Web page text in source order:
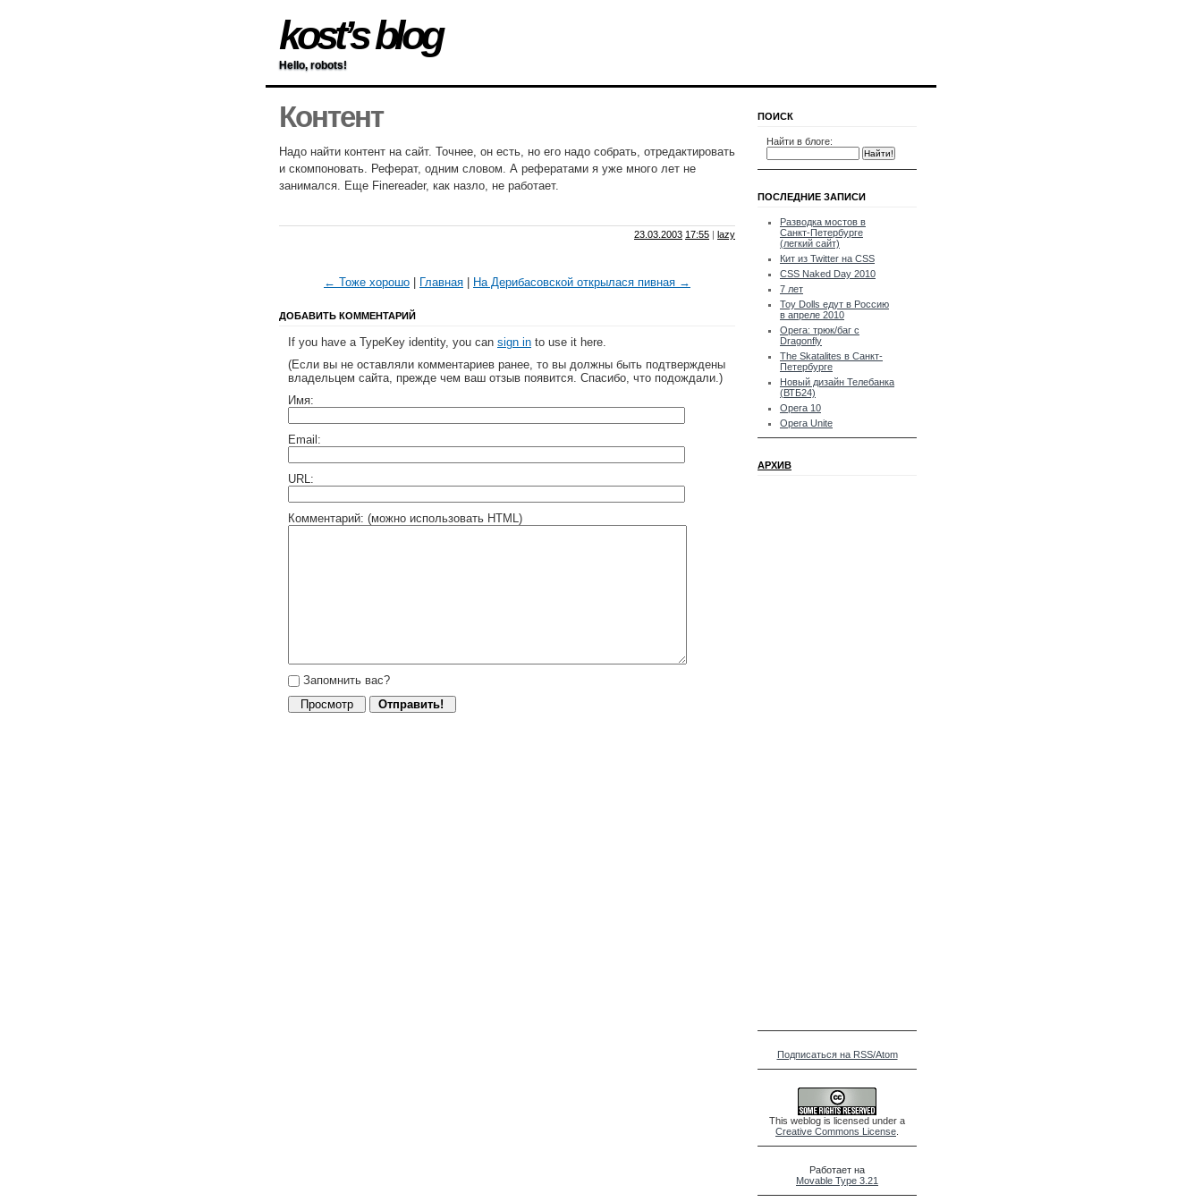
kost’s blog
Hello, robots!
Контент
Надо найти контент на сайт. Точнее, он есть, но его надо собрать, отредактировать
и скомпоновать. Реферат, одним словом. А рефератами я уже много лет не
занимался. Еще Finereader, как назло, не работает.
23.03.2003 17:55 | lazy
← Тоже хорошо Главная На Дерибасовской открылася пивная →
ДОБАВИТЬ КОММЕНТАРИЙ
If you have a TypeKey identity, you can sign in to use it here.
(Если вы не оставляли комментариев ранее, то вы должны быть подтверждены
владельцем сайта, прежде чем ваш отзыв появится. Спасибо, что подождали.)
Имя:
Email:
URL:
Комментарий: (можно использовать HTML)
Запомнить вас?
ПОИСК
Найти в блоге:
ПОСЛЕДНИЕ ЗАПИСИ
Разводка мостов в
Санкт-Петербурге
(легкий сайт)
Кит из Twitter на CSS
CSS Naked Day 2010
7 лет
Toy Dolls едут в Россию
в апреле 2010
Opera: трюк/баг с
Dragonfly
The Skatalites в Санкт-
Петербурге
Новый дизайн Телебанка
(ВТБ24)
Opera 10
Opera Unite
АРХИВ
Подписаться на RSS/Atom
This weblog is licensed under a
Creative Commons License
Работает на
Movable Type 3.21